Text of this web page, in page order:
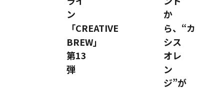
ン
「CREATIVE
BREW」
第13
弾
か
ら、“カ
シス
オレ
ン
ジ”が